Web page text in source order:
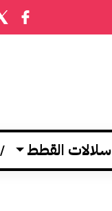
سلالات القطط